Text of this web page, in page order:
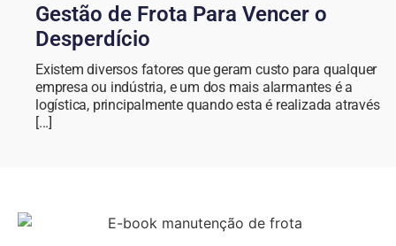
Gestão de Frota Para Vencer o
Desperdício
Existem diversos fatores que geram custo para qualquer
empresa ou indústria, e um dos mais alarmantes é a
logística, principalmente quando esta é realizada através
[...]